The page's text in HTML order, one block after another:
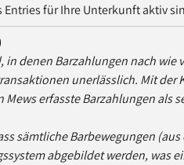
Entries für Ihre Unterkunft aktiv
in denen Barzahlungen nach
unerlässlich. Mit
erfasste Barzahlungen als
sämtliche Barbewegungen
abgebildet werden, was